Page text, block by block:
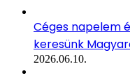
Céges napelem
keresünk
2026.06.10.